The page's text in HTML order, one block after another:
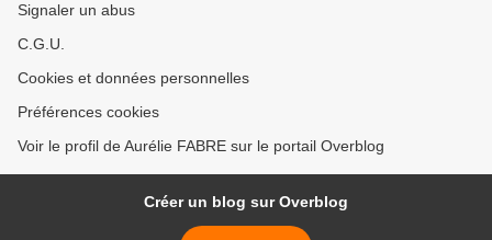
Signaler un abus
C.G.U.
Cookies et données personnelles
Préférences cookies
Voir le profil de Aurélie FABRE sur le portail Overblog
Créer un blog sur Overblog